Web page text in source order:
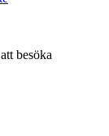
besöka